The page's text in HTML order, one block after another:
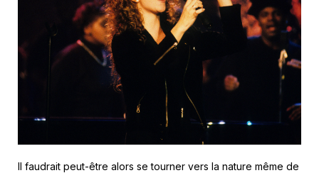
Il faudrait peut-être alors se tourner vers la nature même de